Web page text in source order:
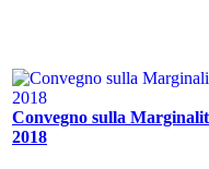
Convegno sulla
2018